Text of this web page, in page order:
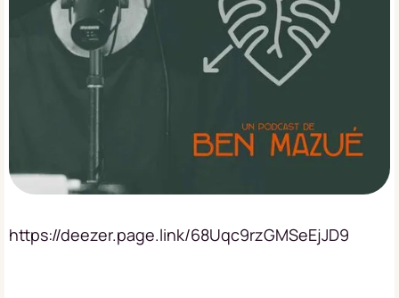
https://deezer.page.link/68Uqc9rzGMSeEjJD9